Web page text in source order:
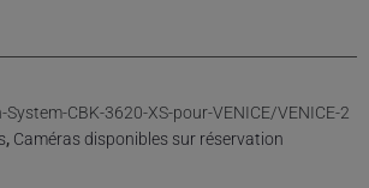
CBK-3620-XS-pour-VENICE/VENICE-2
, Caméras disponibles sur réservation